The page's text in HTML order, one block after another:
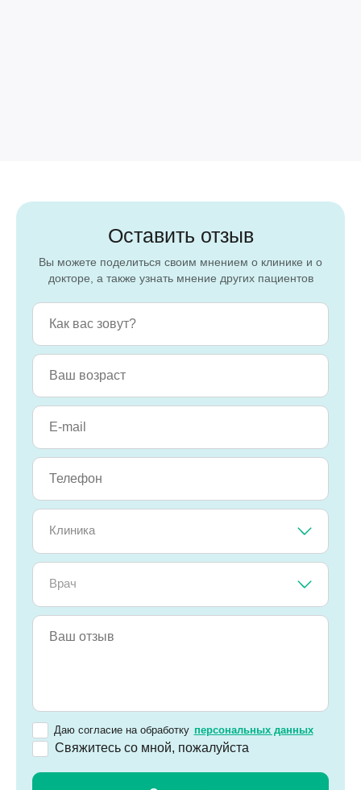
Оставить отзыв
Вы можете поделиться своим мнением о клинике и о
докторе, а также узнать мнение других пациентов
Клиника
Врач
Даю согласие на обработку персональных данных
Свяжитесь со мной, пожалуйста